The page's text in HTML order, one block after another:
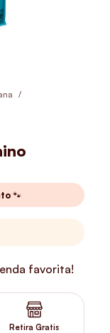
🐾
favorita!
Retira Gratis